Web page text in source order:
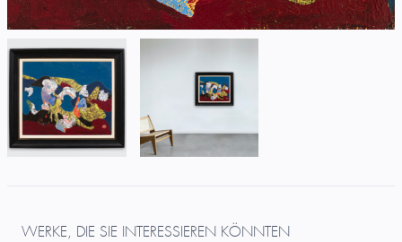
WERKE, DIE SIE INTERESSIEREN KÖNNTEN